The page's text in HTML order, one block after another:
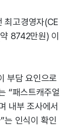
최고경영자(CE
8742만원) 이
부담 요인으로
“패스트캐주얼
내부 조사에서
는 인식이 확인